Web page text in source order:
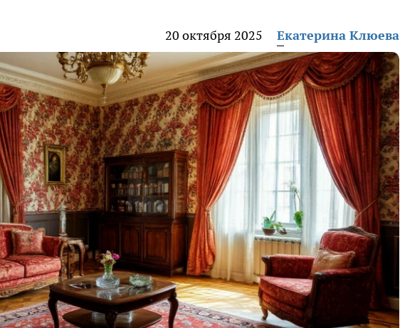
20 октября 2025 Екатерина Клюева